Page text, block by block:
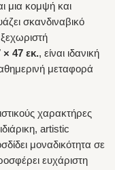
μια κομψή και
σκανδιναβικό
× 47 εκ., είναι ιδανική
μεταφορά
χαρακτήρες
artistic
μοναδικότητα σε
ευχάριστη